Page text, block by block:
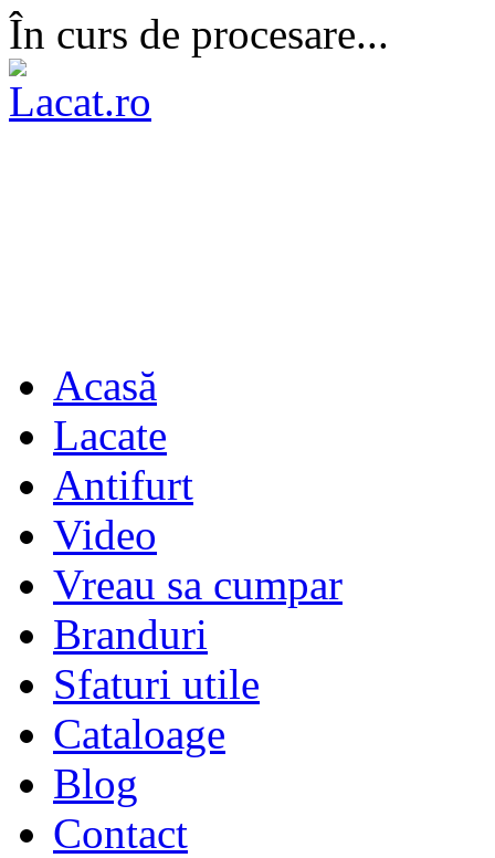
În curs de procesare...
Acasă
Lacate
Antifurt
Video
Vreau sa cumpar
Branduri
Sfaturi utile
Cataloage
Blog
Contact